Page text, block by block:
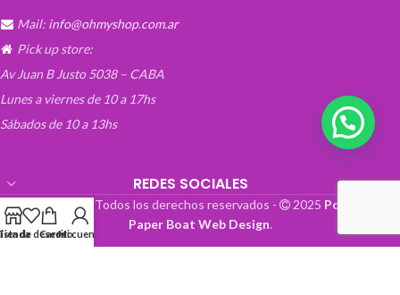
Mail: info@ohmyshop.com.ar
Pick up store:
Av Juan B Justo 5038 – CABA
Lunes a viernes de 10 a 17hs
Sábados de 10 a 13hs
REDES SOCIALES
OhMyTienda! - Todos los derechos reservados - 2025 Powered by
Paper Boat Web Design.
de deseos
CarritoMi cuenta